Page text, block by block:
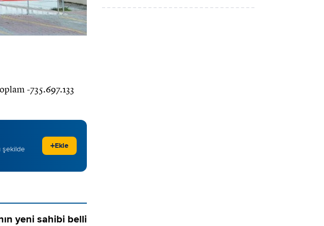
-735.697.133
şekilde
+Ekle
yeni sahibi belli